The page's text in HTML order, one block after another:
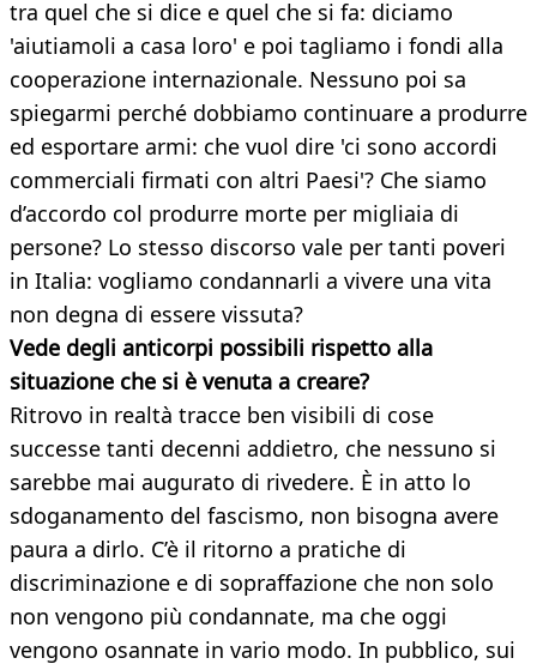
tra quel che si dice e quel che si fa: diciamo
'aiutiamoli a casa loro' e poi tagliamo i fondi alla
cooperazione internazionale. Nessuno poi sa
spiegarmi perché dobbiamo continuare a produrre
ed esportare armi: che vuol dire 'ci sono accordi
commerciali firmati con altri Paesi'? Che siamo
d’accordo col produrre morte per migliaia di
persone? Lo stesso discorso vale per tanti poveri
in Italia: vogliamo condannarli a vivere una vita
non degna di essere vissuta?
Vede degli anticorpi possibili rispetto alla
situazione che si è venuta a creare?
Ritrovo in realtà tracce ben visibili di cose
successe tanti decenni addietro, che nessuno si
sarebbe mai augurato di rivedere. È in atto lo
sdoganamento del fascismo, non bisogna avere
paura a dirlo. C’è il ritorno a pratiche di
discriminazione e di sopraffazione che non solo
non vengono più condannate, ma che oggi
vengono osannate in vario modo. In pubblico, sui